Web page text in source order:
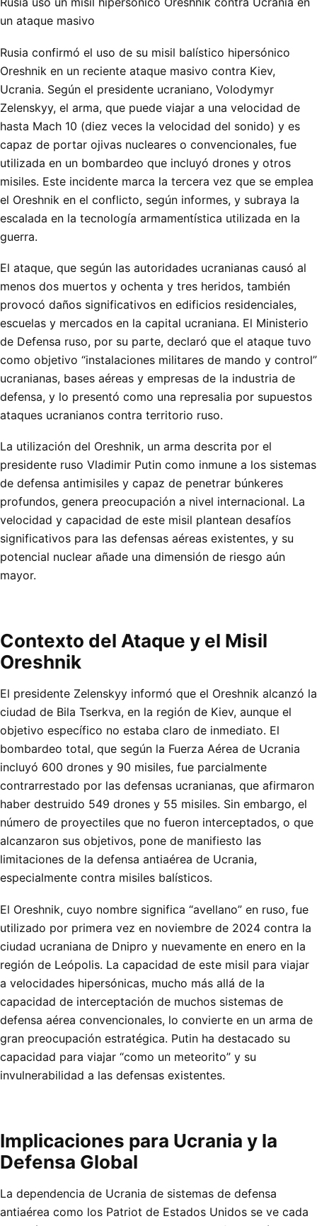
un ataque masivo
Rusia confirmó el uso de su misil balístico hipersónico
Oreshnik en un reciente ataque masivo contra Kiev,
Ucrania. Según el presidente ucraniano, Volodymyr
Zelenskyy, el arma, que puede viajar a una velocidad de
hasta Mach 10 (diez veces la velocidad del sonido) y es
capaz de portar ojivas nucleares o convencionales, fue
utilizada en un bombardeo que incluyó drones y otros
misiles. Este incidente marca la tercera vez que se emplea
el Oreshnik en el conflicto, según informes, y subraya la
escalada en la tecnología armamentística utilizada en la
guerra.
El ataque, que según las autoridades ucranianas causó al
menos dos muertos y ochenta y tres heridos, también
provocó daños significativos en edificios residenciales,
escuelas y mercados en la capital ucraniana. El Ministerio
de Defensa ruso, por su parte, declaró que el ataque tuvo
como objetivo “instalaciones militares de mando y control”
ucranianas, bases aéreas y empresas de la industria de
defensa, y lo presentó como una represalia por supuestos
ataques ucranianos contra territorio ruso.
La utilización del Oreshnik, un arma descrita por el
presidente ruso Vladimir Putin como inmune a los sistemas
de defensa antimisiles y capaz de penetrar búnkeres
profundos, genera preocupación a nivel internacional. La
velocidad y capacidad de este misil plantean desafíos
significativos para las defensas aéreas existentes, y su
potencial nuclear añade una dimensión de riesgo aún
mayor.
Contexto del Ataque y el Misil
Oreshnik
El presidente Zelenskyy informó que el Oreshnik alcanzó la
ciudad de Bila Tserkva, en la región de Kiev, aunque el
objetivo específico no estaba claro de inmediato. El
bombardeo total, que según la Fuerza Aérea de Ucrania
incluyó 600 drones y 90 misiles, fue parcialmente
contrarrestado por las defensas ucranianas, que afirmaron
haber destruido 549 drones y 55 misiles. Sin embargo, el
número de proyectiles que no fueron interceptados, o que
alcanzaron sus objetivos, pone de manifiesto las
limitaciones de la defensa antiaérea de Ucrania,
especialmente contra misiles balísticos.
El Oreshnik, cuyo nombre significa “avellano” en ruso, fue
utilizado por primera vez en noviembre de 2024 contra la
ciudad ucraniana de Dnipro y nuevamente en enero en la
región de Leópolis. La capacidad de este misil para viajar
a velocidades hipersónicas, mucho más allá de la
capacidad de interceptación de muchos sistemas de
defensa aérea convencionales, lo convierte en un arma de
gran preocupación estratégica. Putin ha destacado su
capacidad para viajar “como un meteorito” y su
invulnerabilidad a las defensas existentes.
Implicaciones para Ucrania y la
Defensa Global
La dependencia de Ucrania de sistemas de defensa
antiaérea como los Patriot de Estados Unidos se ve cada